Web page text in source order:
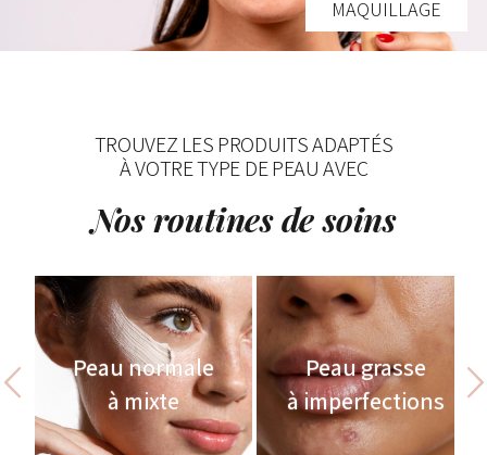
À VOTRE TYPE DE PEAU AVEC
Nos routines de soins
Peau normale
à mixte
Peau grasse
à imperfections